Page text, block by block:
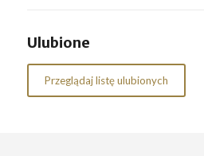
Ulubione
Przeglądaj listę ulubionych